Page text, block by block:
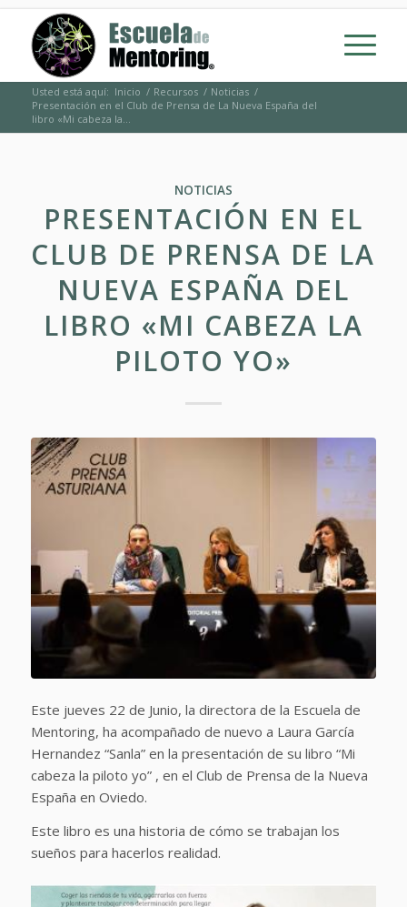
Usted está aquí: Inicio / Recursos / Noticias /
Presentación en el Club de Prensa de La Nueva España del
libro «Mi cabeza la...
NOTICIAS
PRESENTACIÓN EN EL
CLUB DE PRENSA DE LA
NUEVA ESPAÑA DEL
LIBRO «MI CABEZA LA
PILOTO YO»
Este jueves 22 de Junio, la directora de la Escuela de
Mentoring, ha acompañado de nuevo a Laura García
Hernandez “Sanla” en la presentación de su libro “Mi
cabeza la piloto yo” , en el Club de Prensa de la Nueva
España en Oviedo.
Este libro es una historia de cómo se trabajan los
sueños para hacerlos realidad.